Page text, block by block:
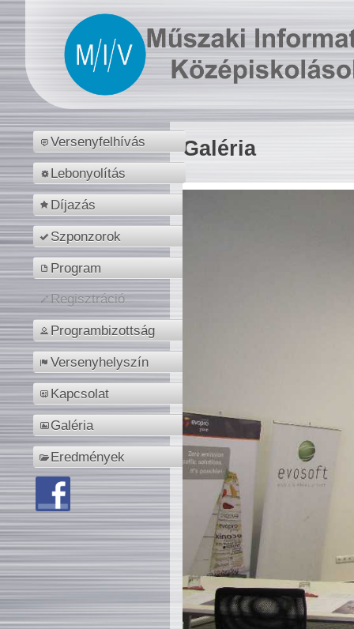
Versenyfelhívás
Lebonyolítás
Díjazás
Szponzorok
Program
Regisztráció
Programbizottság
Versenyhelyszín
Kapcsolat
Galéria
Eredmények
Galéria